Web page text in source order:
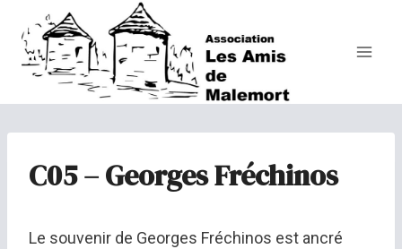
contenu
C05 – Georges Fréchinos
Le souvenir de Georges Fréchinos est ancré